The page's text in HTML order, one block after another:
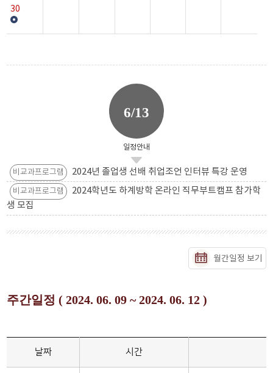
30
6/13
일정안내
비교과프로그램 2024년 졸업생 선배 취업조언 인터뷰 특강 운영
비교과프로그램
2024학년도 하계방학 온라인 직무부트캠프 참가학
생 모집
월간일정 보기
주간일정 ( 2024. 06. 09 ~ 2024. 06. 12 )
날짜 시간